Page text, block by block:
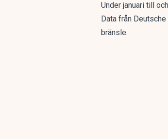
Under januari till
Data från
bränsle.